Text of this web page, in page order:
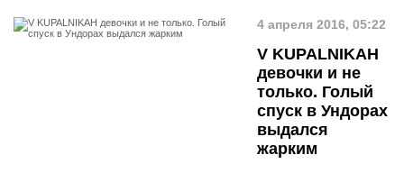
4 апреля 2016, 05:22
V KUPALNIKAH
девочки и не
только. Голый
спуск в Ундорах
выдался
жарким